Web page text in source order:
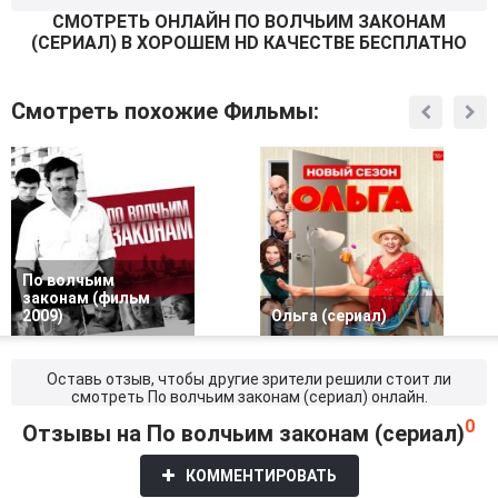
СМОТРEТЬ ОНЛАЙН ПО ВОЛЧЬИМ ЗАКОНАМ
(СЕРИАЛ) В ХОРОШЕМ HD КАЧЕСТВЕ БЕСПЛАТНО
Смотреть похожие Фильмы:
По волчьим
законам (фильм
2009)
Ольга (сериал)
Оставь отзыв, чтобы другие зрители решили стоит ли
смотреть По волчьим законам (сериал) онлайн.
Отзывы на По волчьим законам (сериал)0
КОММЕНТИРОВАТЬ